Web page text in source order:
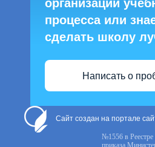
организации
процесса или
сделать школу
Написать о
Сайт создан на портале
№1556 в Реестре
приказа